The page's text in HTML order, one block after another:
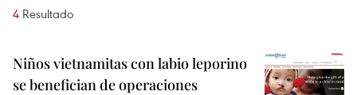
4 Resultado
Niños vietnamitas con labio leporino
se benefician de operaciones